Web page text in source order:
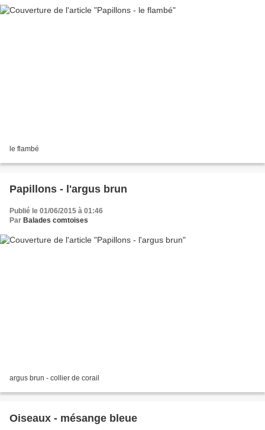
le flambé
Papillons - l'argus brun
Publié le 01/06/2015 à 01:46
Par Balades comtoises
argus brun - collier de corail
Oiseaux - mésange bleue